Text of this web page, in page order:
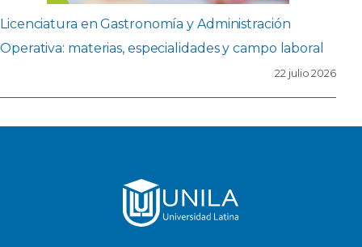
Licenciatura en Gastronomía y Administración
Operativa: materias, especialidades y campo laboral
22 julio 2026